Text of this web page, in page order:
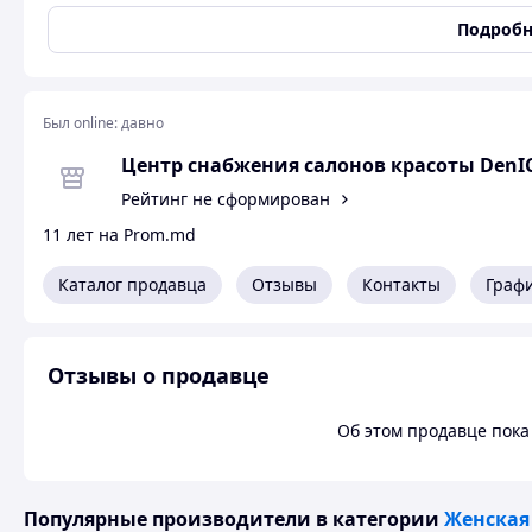
Тип аромата
Фруктовые,Цветочные
- 2-ой запах из серии
Hermesприобрел наименование
.
запахи диких плодов, растений из Египта, в его составе
сикаморы. Изысканность воспоминания заключена в
подчеркивающий бодрость зеленоватого аромата.
Был online:давно
Центр снабжения салонов красоты
Рейтинг не сформирован
11 лет на Prom.md
Каталог продавца Отзывы Контакты
Отзывы о продавце
Об этом продавце
Популярные производители в категории